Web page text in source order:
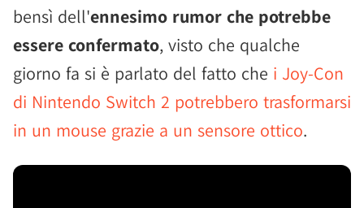
bensì dell'ennesimo rumor che potrebbe
essere confermato, visto che qualche
giorno fa si è parlato del fatto che i Joy-Con
di Nintendo Switch 2 potrebbero trasformarsi
in un mouse grazie a un sensore ottico.